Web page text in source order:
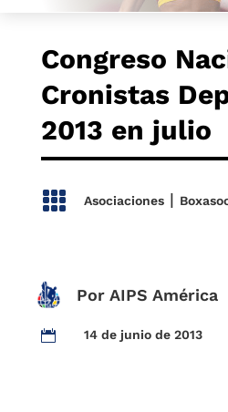
Congreso
Cronistas
2013 en julio
 Asociaciones|
Por AIPS América
 14 de junio de 2013